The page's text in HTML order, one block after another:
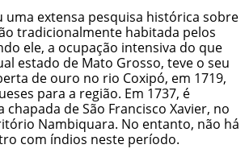
uma extensa pesquisa histórica sobre
tradicionalmente habitada pelos
ele, a ocupação intensiva do que
estado de Mato Grosso, teve o seu
de ouro no rio Coxipó, em 1719,
para a região. Em 1737, é
de São Francisco Xavier, no
Nambiquara. No entanto, não há
com índios neste período.